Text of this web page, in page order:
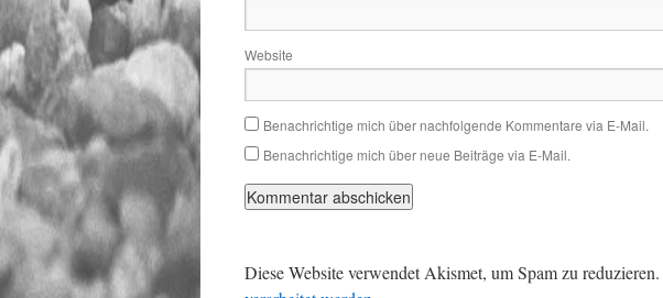
Website
Benachrichtige mich über nachfolgende Kommentare via E-Mail.
Benachrichtige mich über neue Beiträge via E-Mail.
Diese Website verwendet Akismet, um Spam zu reduzieren.